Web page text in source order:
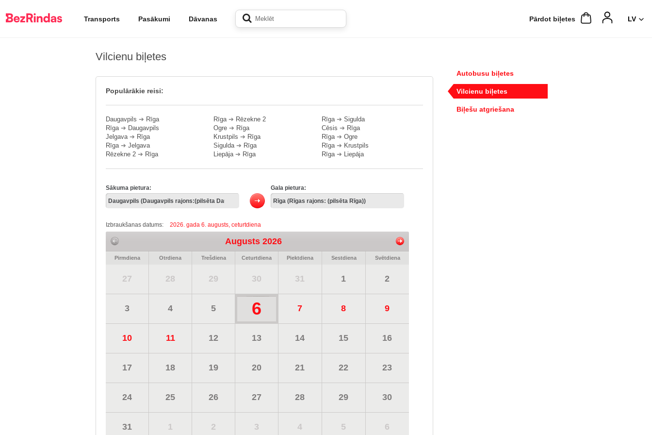
Transports Pasākumi Dāvanas Pārdot biļetes
Vilcienu biļetes
Populārākie reisi:
Daugavpils ➔ Rīga
Rīga➔ Daugavpils
Jelgava➔ Rīga
Rīga➔ Jelgava
Rēzekne 2 ➔ Rīga
Rīga➔ Rēzekne 2
Ogre ➔ Rīga
Krustpils ➔ Rīga
Sigulda➔ Rīga
Liepāja➔ Rīga
Rīga➔ Sigulda
Cēsis ➔ Rīga
Rīga➔ Ogre
Rīga➔ Krustpils
Rīga➔ Liepāja
Sākuma pietura: Gala pietura:
Izbraukšanas datums: 2026. gada 6. augusts, ceturtdiena
Augusts 2026
Pirmdiena Otrdiena Trešdiena Ceturtdiena Piektdiena Sestdiena Svētdiena
27 28 29 30 31 1 2
3 4 5 6 7 8 9
10 11 12 13 14 15 16
17 18 19 20 21 22 23
24 25 26 27 28 29 30
31 1 2 3 4 5 6
Autobusu biļetes
Vilcienu biļetes
Biļešu atgriešana